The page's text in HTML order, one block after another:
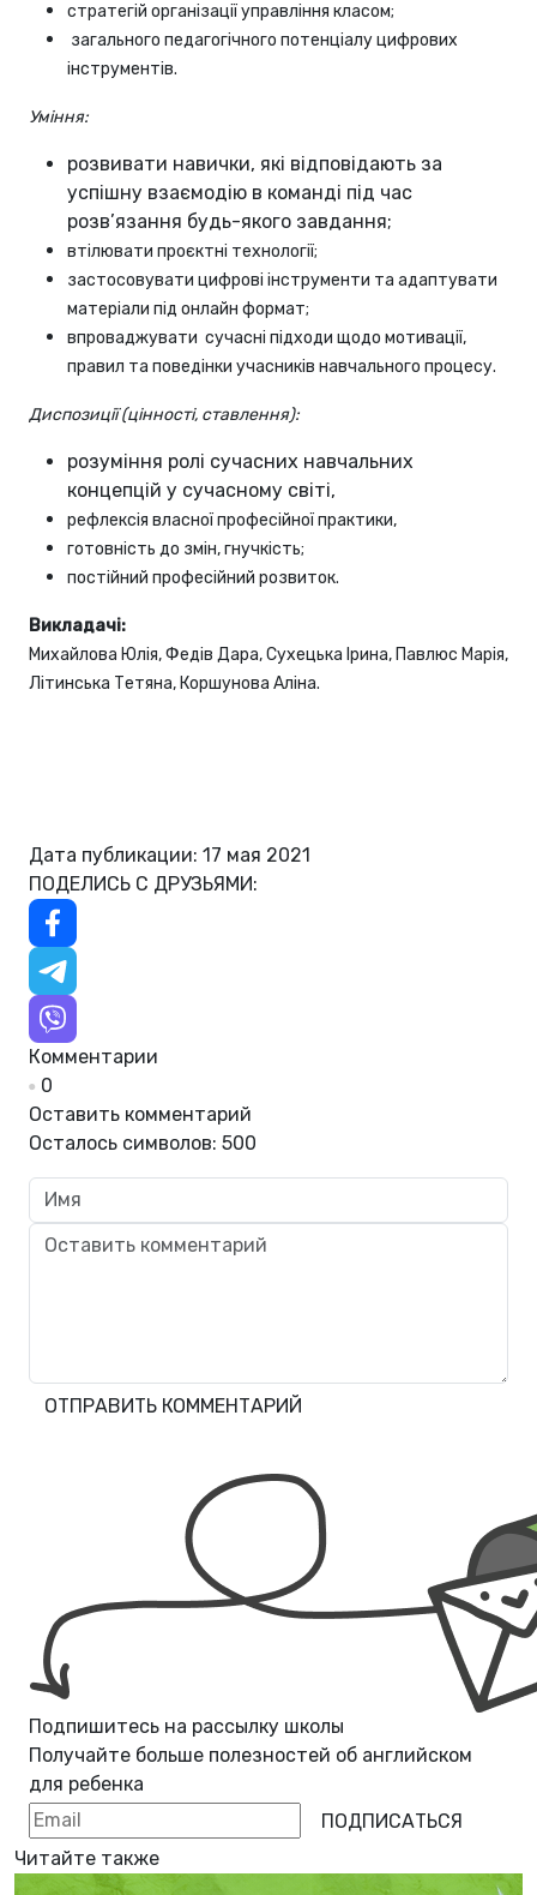
стратегій організації управління класом;
загального педагогічного потенціалу цифрових
інструментів.
Уміння:
розвивати навички, які відповідають за
успішну взаємодію в команді під час
розв’язання будь-якого завдання;
втілювати проєктні технології;
застосовувати цифрові інструменти та адаптувати
матеріали під онлайн формат;
впроваджувати сучасні підходи щодо мотивації,
правил та поведінки учасників навчального процесу.
Диспозиції (цінності, ставлення):
розуміння ролі сучасних навчальних
концепцій у сучасному світі,
рефлексія власної професійної практики,
готовність до змін, гнучкість;
постійний професійний розвиток.
Викладачі:
Михайлова Юлія, Федів Дара, Сухецька Ірина, Павлюс Марія,
Літинська Тетяна, Коршунова Аліна.
Дата публикации: 17 мая 2021
ПОДЕЛИСЬ С ДРУЗЬЯМИ:
Комментарии
0
Оставить комментарий
Осталось символов: 500
ОТПРАВИТЬ КОММЕНТАРИЙ
Подпишитесь на рассылку школы
Получайте больше полезностей об английском
для ребенка
ПОДПИСАТЬСЯ
Читайте также